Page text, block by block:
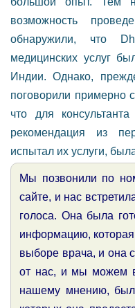
возможность
обнаружили, что
медицинских услуг
Индии. Однако,
поговорили примерно
что для
рекомендация из
испытал их услуги,
Мы позвонили по
сайте, и нас
голоса. Она была
информацию,
выборе врача, и она
от нас, и мы можем
нашему мнению, был